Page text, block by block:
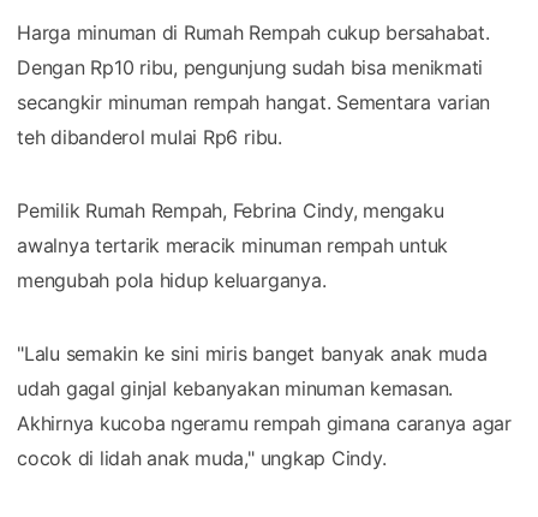
Harga minuman di Rumah Rempah cukup bersahabat.
Dengan Rp10 ribu, pengunjung sudah bisa menikmati
secangkir minuman rempah hangat. Sementara varian
teh dibanderol mulai Rp6 ribu.
Pemilik Rumah Rempah, Febrina Cindy, mengaku
awalnya tertarik meracik minuman rempah untuk
mengubah pola hidup keluarganya.
"Lalu semakin ke sini miris banget banyak anak muda
udah gagal ginjal kebanyakan minuman kemasan.
Akhirnya kucoba ngeramu rempah gimana caranya agar
cocok di lidah anak muda," ungkap Cindy.